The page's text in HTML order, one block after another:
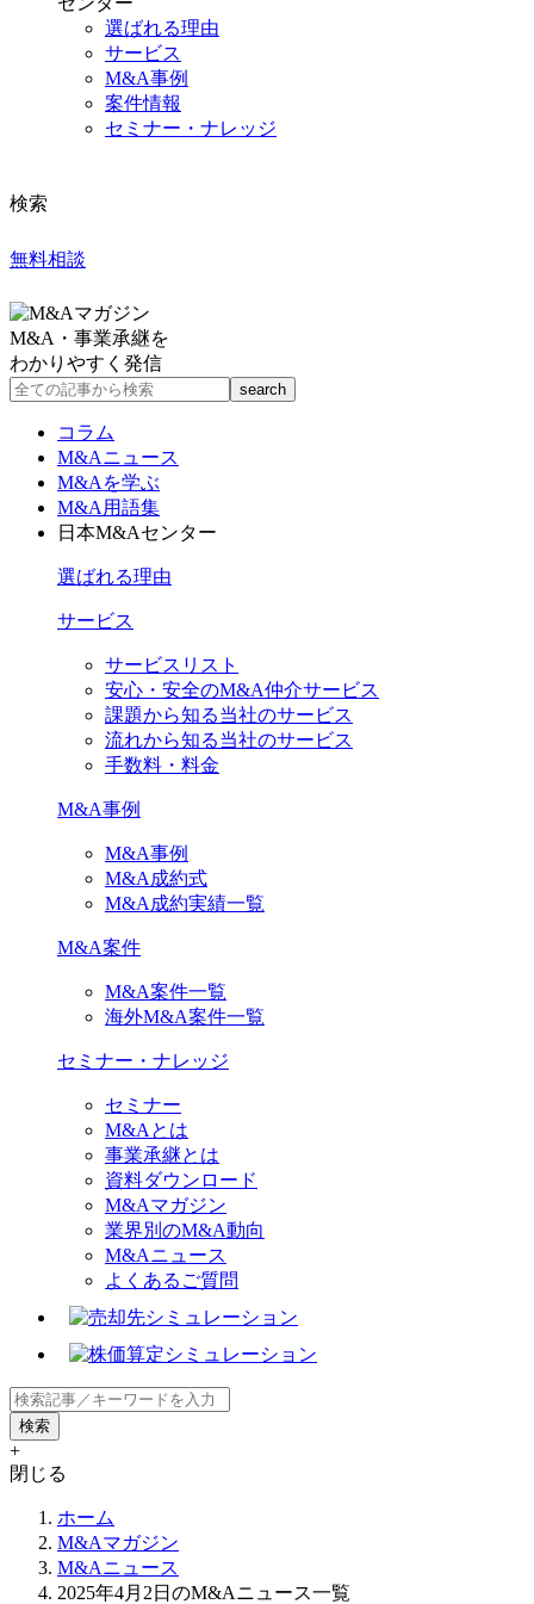
選ばれる理由
サービス
M&A事例
案件情報
セミナー・ナレッジ
検索
無料相談
M&A・事業承継を
わかりやすく発信
コラム
M&Aニュース
M&Aを学ぶ
M&A用語集
日本M&Aセンター
選ばれる理由
サービス
サービスリスト
安心・安全のM&A仲介サービス
課題から知る当社のサービス
流れから知る当社のサービス
手数料・料金
M&A事例
M&A事例
M&A成約式
M&A成約実績一覧
M&A案件
M&A案件一覧
海外M&A案件一覧
セミナー・ナレッジ
セミナー
M&Aとは
事業承継とは
資料ダウンロード
M&Aマガジン
業界別のM&A動向
M&Aニュース
よくあるご質問
+
閉じる
ホーム
M&Aマガジン
M&Aニュース
2025年4月2日のM&Aニュース一覧